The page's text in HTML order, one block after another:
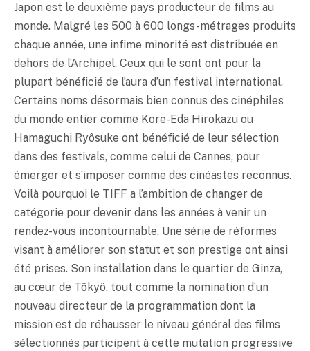
Japon est le deuxième pays producteur de films au
monde. Malgré les 500 à 600 longs-métrages produits
chaque année, une infime minorité est distribuée en
dehors de l’Archipel. Ceux qui le sont ont pour la
plupart bénéficié de l’aura d’un festival international.
Certains noms désormais bien connus des cinéphiles
du monde entier comme Kore-Eda Hirokazu ou
Hamaguchi Ryôsuke ont bénéficié de leur sélection
dans des festivals, comme celui de Cannes, pour
émerger et s’imposer comme des cinéastes reconnus.
Voilà pourquoi le TIFF a l’ambition de changer de
catégorie pour devenir dans les années à venir un
rendez-vous incontournable. Une série de réformes
visant à améliorer son statut et son prestige ont ainsi
été prises. Son installation dans le quartier de Ginza,
au cœur de Tôkyô, tout comme la nomination d’un
nouveau directeur de la programmation dont la
mission est de réhausser le niveau général des films
sélectionnés participent à cette mutation progressive